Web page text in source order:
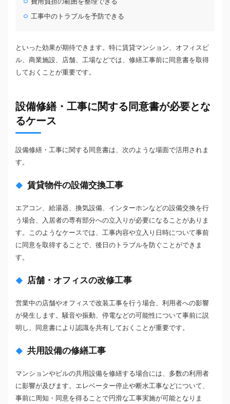
工事中のトラブルを予防できる
といった効果が期待できます。特に賃貸マンション、オフィスビ
ル、商業施設、店舗、工場などでは、修繕工事前に同意書を取得
しておくことが重要です。
設備修繕・工事に関する同意書が必要とな
るケース
設備修繕・工事に関する同意書は、次のような場面で活用されま
す。
賃貸物件の設備交換工事
エアコン、給湯器、換気設備、インターホンなどの設備交換を行
う場合、入居者の専有部分への立入りが必要になることがありま
す。このようなケースでは、工事内容や立入り日時について事前
に同意を取得することで、後日のトラブルを防ぐことができま
す。
店舗・オフィスの改修工事
営業中の店舗やオフィスで改装工事を行う場合、利用者への影響
が発生します。騒音や振動、停電などの可能性について事前に説
明し、同意書により認識を共有しておくことが重要です。
共用設備の修繕工事
マンションやビルの共用設備を修繕する場合には、多数の利用者
に影響が及びます。エレベーター停止や断水工事などについて、
事前に周知・同意を得ることで円滑な工事実施が可能となりま